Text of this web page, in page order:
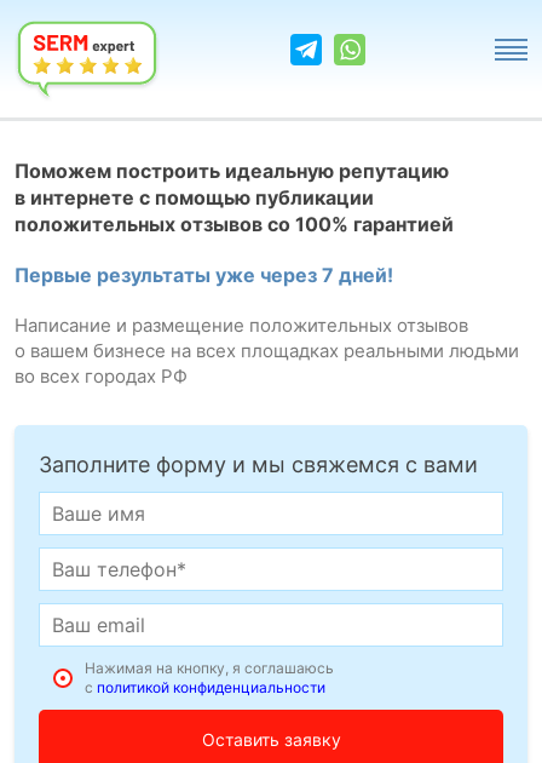
Поможем построить идеальную репутацию
в интернете с помощью публикации
положительных отзывов со 100% гарантией
Первые результаты уже через 7 дней!
Написание и размещение положительных отзывов
о вашем бизнесе на всех площадках реальными людьми
во всех городах РФ
Заполните форму и мы свяжемся с вами
Нажимая на кнопку, я соглашаюсь
с политикой конфиденциальности